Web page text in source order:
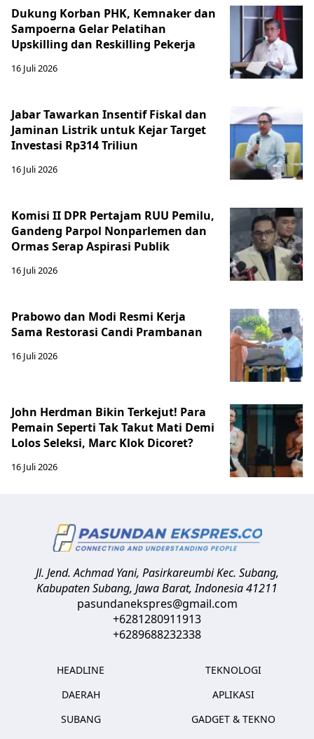
Dukung Korban PHK, Kemnaker dan
Sampoerna Gelar Pelatihan
Upskilling dan Reskilling Pekerja
16 Juli 2026
Jabar Tawarkan Insentif Fiskal dan
Jaminan Listrik untuk Kejar Target
Investasi Rp314 Triliun
16 Juli 2026
Komisi II DPR Pertajam RUU Pemilu,
Gandeng Parpol Nonparlemen dan
Ormas Serap Aspirasi Publik
16 Juli 2026
Prabowo dan Modi Resmi Kerja
Sama Restorasi Candi Prambanan
16 Juli 2026
John Herdman Bikin Terkejut! Para
Pemain Seperti Tak Takut Mati Demi
Lolos Seleksi, Marc Klok Dicoret?
16 Juli 2026
Jl. Jend. Achmad Yani, Pasirkareumbi Kec. Subang,
Kabupaten Subang, Jawa Barat,Indonesia41211
pasundanekspres@gmail.com
+6281280911913
+6289688232338
HEADLINE
DAERAH
SUBANG
TEKNOLOGI
APLIKASI
GADGET & TEKNO